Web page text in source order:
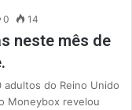
0 14
neste mês de
adultos do Reino Unido
Moneybox revelou